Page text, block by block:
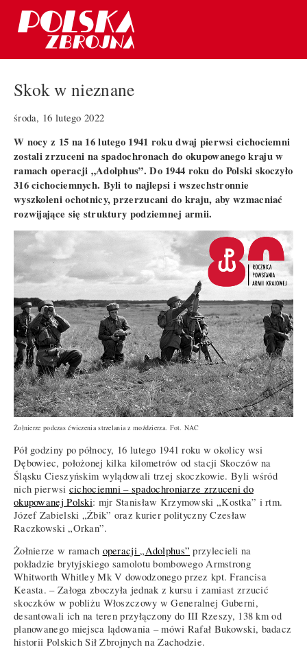
Skok w nieznane
środa, 16 lutego 2022
W nocy z 15 na 16 lutego 1941 roku dwaj pierwsi cichociemni
zostali zrzuceni na spadochronach do okupowanego kraju w
ramach operacji „Adolphus”. Do 1944 roku do Polski skoczyło
316 cichociemnych. Byli to najlepsi i wszechstronnie
wyszkoleni ochotnicy, przerzucani do kraju, aby wzmacniać
rozwijające się struktury podziemnej armii.
Żołnierze podczas ćwiczenia strzelania z moździerza. Fot. NAC
Pół godziny po północy, 16 lutego 1941 roku w okolicy wsi
Dębowiec, położonej kilka kilometrów od stacji Skoczów na
Śląsku Cieszyńskim wylądowali trzej skoczkowie. Byli wśród
nich pierwsi cichociemni – spadochroniarze zrzuceni do
okupowanej Polski: mjr Stanisław Krzymowski „Kostka” i rtm.
Józef Zabielski „Żbik” oraz kurier polityczny Czesław
Raczkowski „Orkan”.
Żołnierze w ramach operacji „Adolphus” przylecieli na
pokładzie brytyjskiego samolotu bombowego Armstrong
Whitworth Whitley Mk V dowodzonego przez kpt. Francisa
Keasta. – Załoga zboczyła jednak z kursu i zamiast zrzucić
skoczków w pobliżu Włoszczowy w Generalnej Guberni,
desantowali ich na teren przyłączony do III Rzeszy, 138 km od
planowanego miejsca lądowania – mówi Rafał Bukowski, badacz
historii Polskich Sił Zbrojnych na Zachodzie.